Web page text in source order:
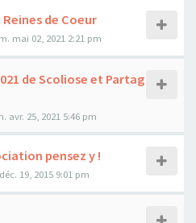
de Coeur
mai 02, 2021 2:21 pm
de Scoliose et Partag
avr. 25, 2021 5:46 pm
pensez y !
19, 2015 9:01 pm